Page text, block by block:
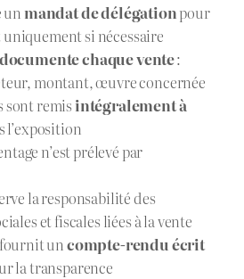
un mandat de délégationpour
si nécessaire
documente chaque vente:
montant, œuvre concernée
sont remisintégralement à
l’exposition
n’est prélevé par
la responsabilité des
et fiscales liées à la vente
un compte-rendu écrit
la transparence